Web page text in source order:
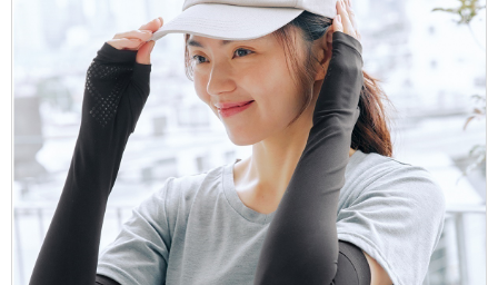
WOMEN MEN KIDS
カテゴリから探す
レッグウェア
ストッキング
インナーウェア
レッグウエア
ソックス・靴下
インナーウエア
レッグウエア
タイツ
インナーウエア
ブランドから探す